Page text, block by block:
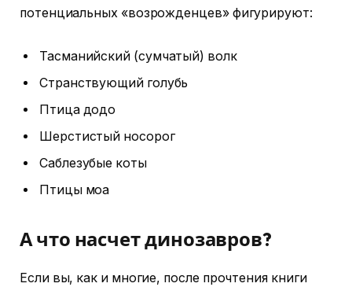
потенциальных «возрожденцев» фигурируют:
Тасманийский (сумчатый) волк
Странствующий голубь
Птица додо
Шерстистый носорог
Саблезубые коты
Птицы моа
А что насчет динозавров?
Если вы, как и многие, после прочтения книги